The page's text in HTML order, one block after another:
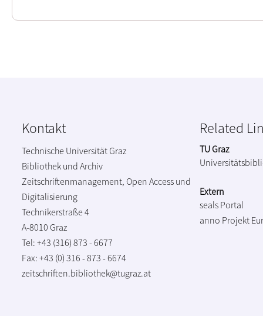
Kontakt
Technische Universität Graz
Bibliothek und Archiv
Zeitschriftenmanagement, Open Access und
Digitalisierung
Technikerstraße 4
A-8010 Graz
Tel: +43 (316) 873 - 6677
Fax: +43 (0) 316 - 873 - 6674
zeitschriften.bibliothek@tugraz.at
Related
TU Graz
Extern
seals Portal
anno Projekt